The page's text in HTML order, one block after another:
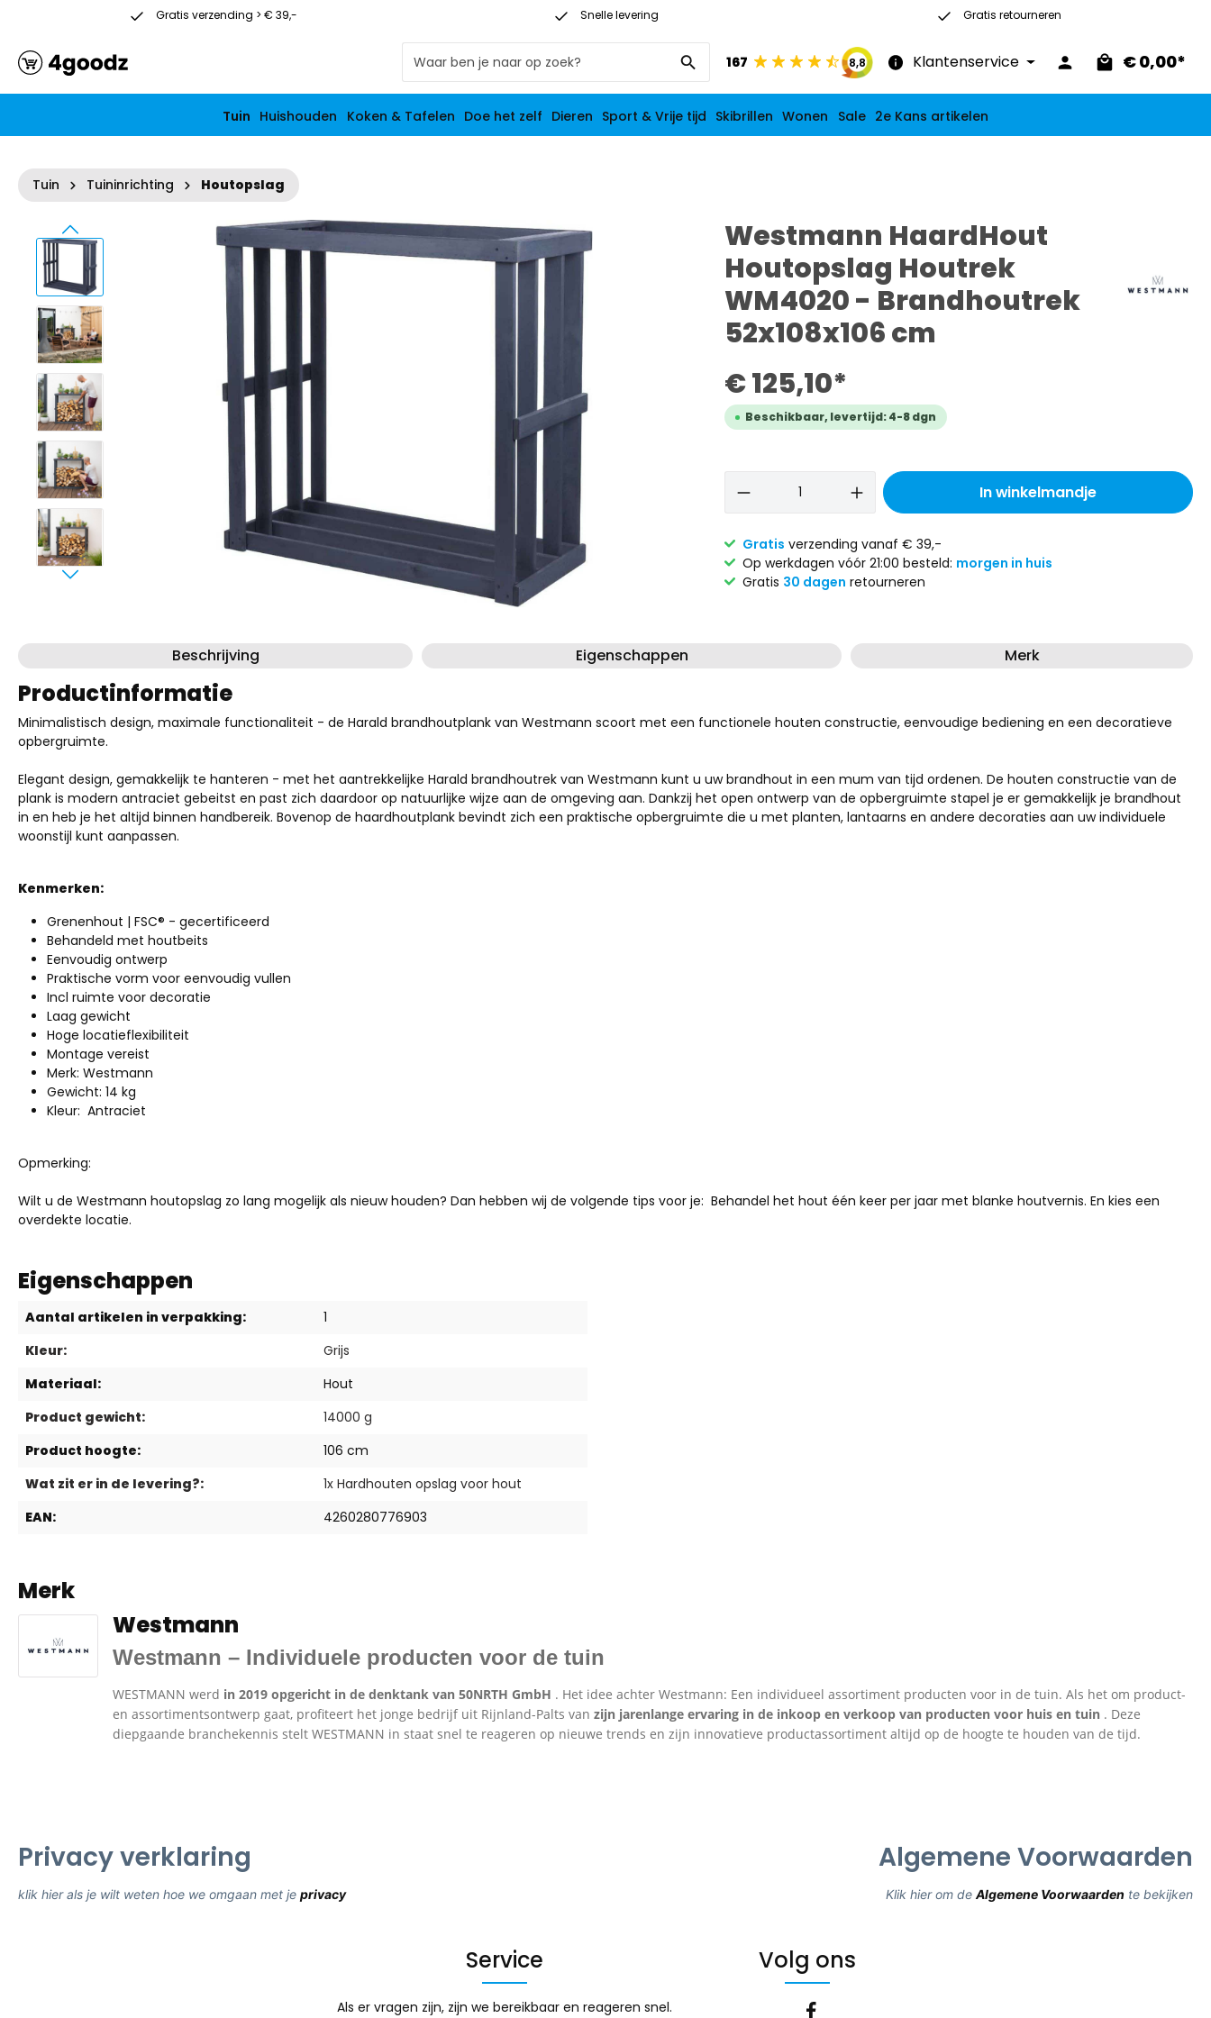
Gratis verzending > € 39,-
Snelle levering
Gratis retourneren
167 8,8 Klantenservice € 0,00*
Tuin Huishouden Koken & Tafelen Doe het zelf Dieren Sport & Vrije tijd Skibrillen Wonen Sale 2e Kans artikelen
Tuin Tuininrichting Houtopslag
Westmann HaardHout
Houtopslag Houtrek
WM4020 - Brandhoutrek
52x108x106 cm
€ 125,10*
Beschikbaar, levertijd: 4-8 dgn
In winkelmandje
Gratis verzending vanaf € 39,-
Op werkdagen vóór 21:00 besteld: morgen in huis
Gratis 30 dagen retourneren
Beschrijving Eigenschappen Merk
Productinformatie
Minimalistisch design, maximale functionaliteit - de Harald brandhoutplank van Westmann scoort met een functionele houten constructie, eenvoudige bediening en een decoratieve
opbergruimte.
Elegant design, gemakkelijk te hanteren - met het aantrekkelijke Harald brandhoutrek van Westmann kunt u uw brandhout in een mum van tijd ordenen. De houten constructie van de
plank is modern antraciet gebeitst en past zich daardoor op natuurlijke wijze aan de omgeving aan. Dankzij het open ontwerp van de opbergruimte stapel je er gemakkelijk je brandhout
in en heb je het altijd binnen handbereik. Bovenop de haardhoutplank bevindt zich een praktische opbergruimte die u met planten, lantaarns en andere decoraties aan uw individuele
woonstijl kunt aanpassen.
Kenmerken:
Grenenhout | FSC® - gecertificeerd
Behandeld met houtbeits
Eenvoudig ontwerp
Praktische vorm voor eenvoudig vullen
Incl ruimte voor decoratie
Laag gewicht
Hoge locatieflexibiliteit
Montage vereist
Merk: Westmann
Gewicht: 14 kg
Kleur: Antraciet
Opmerking:
Wilt u de Westmann houtopslag zo lang mogelijk als nieuw houden? Dan hebben wij de volgende tips voor je: Behandel het hout één keer per jaar met blanke houtvernis. En kies een
overdekte locatie.
Eigenschappen
Aantal artikelen in verpakking:
1
Kleur:
Grijs
Materiaal:
Hout
Product gewicht:
14000 g
Product hoogte:
106 cm
Wat zit er in de levering?:
1x Hardhouten opslag voor hout
EAN:
4260280776903
Merk
Westmann
Westmann – Individuele producten voor de tuin
WESTMANN werd in 2019 opgericht in de denktank van 50NRTH GmbH . Het idee achter Westmann: Een individueel assortiment producten voor in de tuin. Als het om product-
en assortimentsontwerp gaat, profiteert het jonge bedrijf uit Rijnland-Palts van zijn jarenlange ervaring in de inkoop en verkoop van producten voor huis en tuin . Deze
diepgaande branchekennis stelt WESTMANN in staat snel te reageren op nieuwe trends en zijn innovatieve productassortiment altijd op de hoogte te houden van de tijd.
Privacy verklaring
klik hier als je wilt weten hoe we omgaan met je privacy
Algemene Voorwaarden
Klik hier om de Algemene Voorwaarden te bekijken
Volg ons
Service
Als er vragen zijn, zijn we bereikbaar en reageren snel.